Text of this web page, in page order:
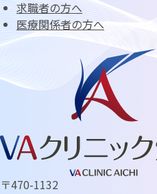
求職者の方へ
医療関係者の方へ
〒470-1132